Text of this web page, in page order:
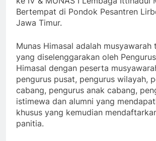
Bertempat di Pondok Pesantren
Jawa Timur.
Munas Himasal adalah
yang diselenggarakan oleh
Himasal dengan peserta
pengurus pusat, pengurus wilayah,
cabang, pengurus anak cabang,
istimewa dan alumni yang
khusus yang kemudian
panitia.